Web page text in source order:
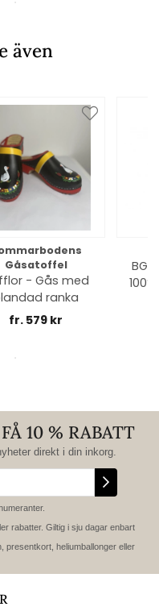
även
Gåsatoffel
- Gås med
ranka
fr. 579 kr
10 % RABATT
direkt i din inkorg.
rabatter. Giltig i sju dagar enbart
presentkort, heliumballonger eller